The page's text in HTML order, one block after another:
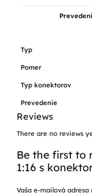
Typ
Pomer
Typ konektorov
Prevedenie
Reviews
There are no reviews
Be the first to
1:16 s
Vaša e-mailová adresa